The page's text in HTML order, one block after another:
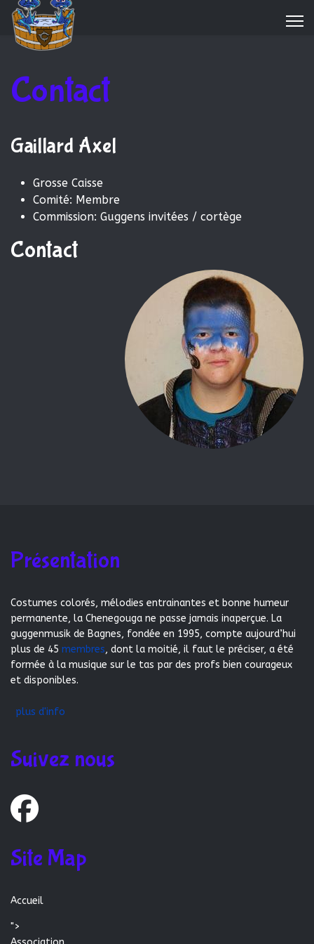
Contact
Gaillard Axel
Grosse Caisse
Comité: Membre
Commission: Guggens invitées / cortège
Contact
Présentation
Costumes colorés, mélodies entrainantes et bonne humeur
permanente, la Chenegouga ne passe jamais inaperçue. La
guggenmusik de Bagnes, fondée en 1995, compte aujourd’hui
plus de 45 membres, dont la moitié, il faut le préciser, a été
formée à la musique sur le tas par des profs bien courageux
et disponibles.
plus d'info
Suivez nous
Site Map
Accueil
">